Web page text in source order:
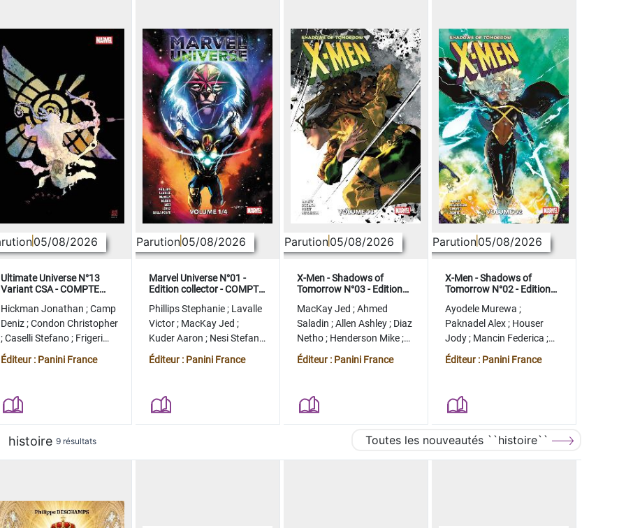
05/08/2026
Ultimate Universe N°13
Variant CSA - COMPTE
Hickman Jonathan ;Camp
Deniz;Condon Christopher
;Caselli Stefano; Frigeri
Juan
Éditeur : Panini France
Parution05/08/2026
Marvel Universe N°01 -
Edition collector - COMPTE
Phillips Stephanie; Lavalle
Victor; MacKay Jed ;
Kuder Aaron ; Nesi Stefano
;Lopez Alvaro
Éditeur : Panini France
Parution05/08/2026
X-Men - Shadows of
Tomorrow N°03 - Edition
MacKay Jed ;Ahmed
Saladin ;Allen Ashley; Diaz
Netho; Henderson Mike;
Stegman Ryan
Éditeur : Panini France
Parution05/08/2026
X-Men - Shadows of
Tomorrow N°02 - Edition
Ayodele Murewa ;
Paknadel Alex; Houser
Jody; Mancin Federica ;
Antonio Roge
Éditeur : Panini France
histoire 9 résultats Toutes les nouveautés ``histoire``